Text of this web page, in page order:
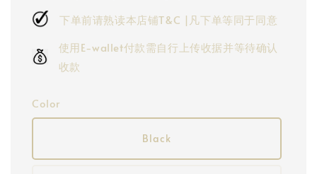
下单前请熟读本店铺T&C |凡下单等同于同意
使用E-wallet付款需自行上传收据并等待确认
收款
Color
Black